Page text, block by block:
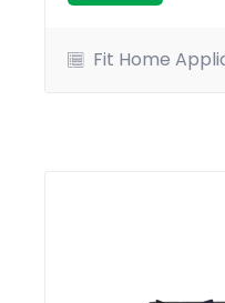
Fit Home